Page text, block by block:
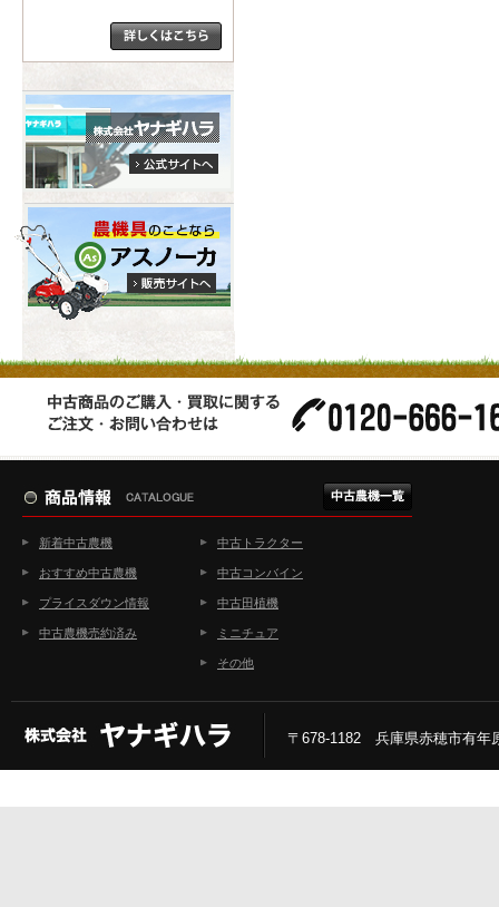
新着中古農機
おすすめ中古農機
プライスダウン情報
中古農機売約済み
中古トラクター
中古コンバイン
中古田植機
ミニチュア
その他
〒678-1182 兵庫県赤穂市有年